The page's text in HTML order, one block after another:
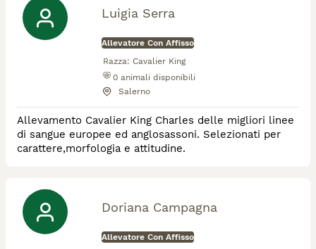
Luigia Serra
Allevatore Con Affisso
Razza: Cavalier King
0 animali disponibili
Salerno
Allevamento Cavalier King Charles delle migliori linee
di sangue europee ed anglosassoni. Selezionati per
carattere,morfologia e attitudine.
Doriana Campagna
Allevatore Con Affisso